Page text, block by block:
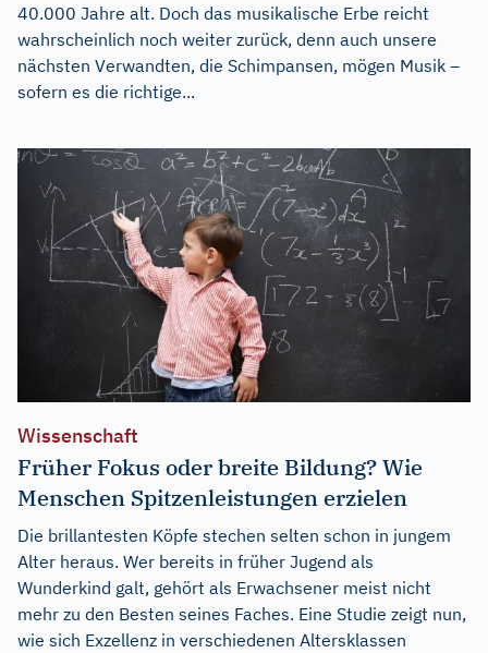
40.000 Jahre alt. Doch das musikalische Erbe reicht
wahrscheinlich noch weiter zurück, denn auch unsere
nächsten Verwandten, die Schimpansen, mögen Musik –
sofern es die richtige...
Wissenschaft
Früher Fokus oder breite Bildung? Wie
Menschen Spitzenleistungen erzielen
Die brillantesten Köpfe stechen selten schon in jungem
Alter heraus. Wer bereits in früher Jugend als
Wunderkind galt, gehört als Erwachsener meist nicht
mehr zu den Besten seines Faches. Eine Studie zeigt nun,
wie sich Exzellenz in verschiedenen Altersklassen